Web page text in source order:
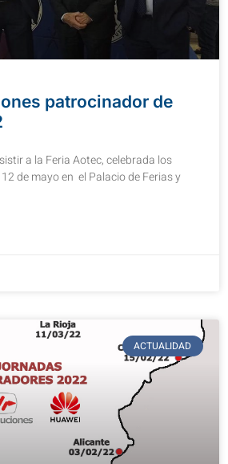
patrocinador de
a la Feria Aotec, celebrada los
de mayo en el Palacio de Ferias y
ACTUALIDAD